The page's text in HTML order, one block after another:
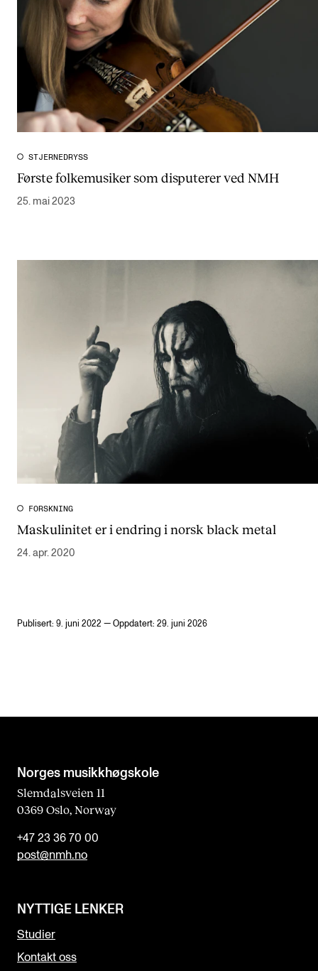
STJERNEDRYSS
Første folkemusiker som disputerer ved NMH
25. mai 2023
FORSKNING
Maskulinitet er i endring i norsk black metal
24. apr. 2020
Publisert: 9. juni 2022 — Oppdatert: 29. juni 2026
Norges musikk­høgskole
Slemdalsveien 11
0369 Oslo, Norway
+47 23 36 70 00
post@nmh.no
NYTTIGE LENKER
Studier
Kontakt oss